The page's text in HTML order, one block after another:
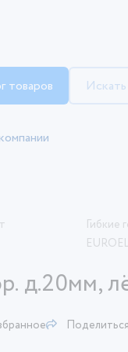
товаров
Гибкие
д.20мм,
Поделиться